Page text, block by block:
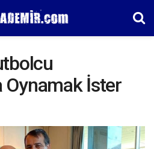
Oynamak İster